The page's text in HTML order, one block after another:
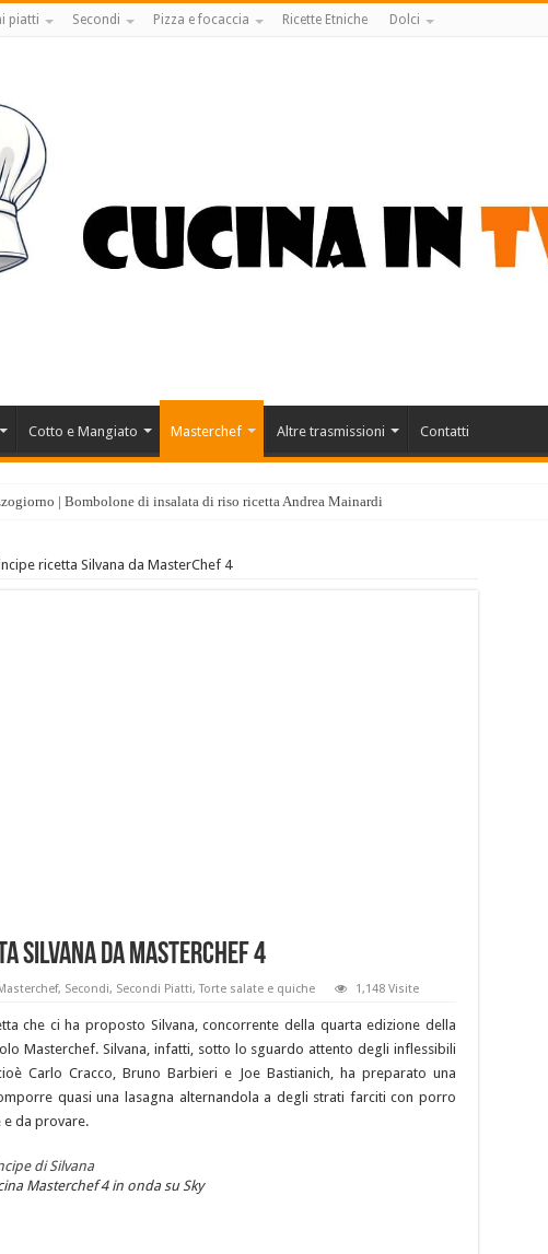
piatti Secondi Pizza e focaccia Ricette Etniche Dolci
Cotto e Mangiato Masterchef Altre trasmissioni Contatti
| Bombolone di insalata di riso ricetta Andrea Mainardi
ricetta Silvana da MasterChef 4
Silvana da MasterChef 4
Masterchef, Secondi, Secondi Piatti,Torte salate e quiche 1,148 Visite
che ci ha proposto Silvana, concorrente della quarta edizione della
Masterchef. Silvana, infatti, sotto lo sguardo attento degli inflessibili
Carlo Cracco, Bruno Barbieri e Joe Bastianich, ha preparato una
quasi una lasagna alternandola a degli strati farciti con porro
e da provare.
Masterchef 4 in onda su Sky